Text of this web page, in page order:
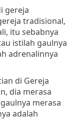
gereja
tradisional,
itu sebabnya
istilah gaulnya
adrenalinnya
di Gereja
dia merasa
merasa
adalah